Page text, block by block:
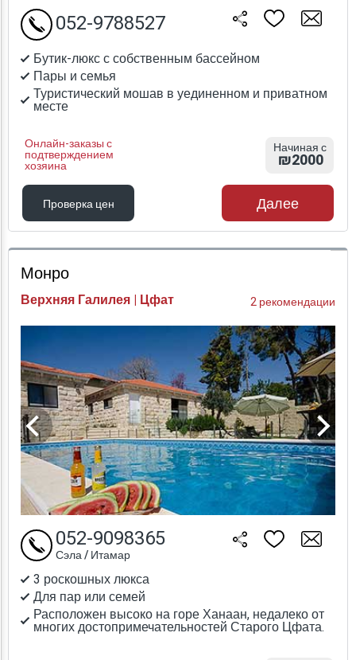
Бутик-люкс с собственным бассейном
Пары и семья
Туристический мошав в уединенном и приватном
месте
Онлайн-заказы с
подтверждением
хозяина
052-9788527
Начиная с
₪2000
Проверка цен
Проверка цен
Далее
Монро
Верхняя Галилея | Цфат 2 рекомендации
3 роскошных люкса
Для пар или семей
Расположен высоко на горе Ханаан, недалеко от
многих достопримечательностей Старого Цфата.
052-9098365
Сэла / Итамар